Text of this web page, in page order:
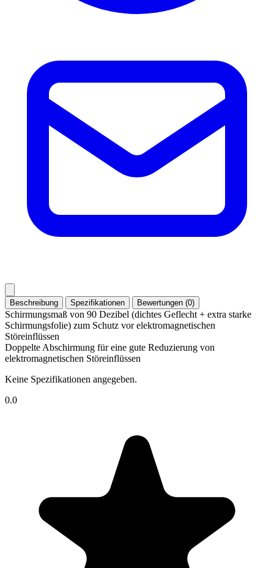
Beschreibung Spezifikationen Bewertungen (0)
Schirmungsmaß von 90 Dezibel (dichtes Geflecht + extra starke
Schirmungsfolie) zum Schutz vor elektromagnetischen
Störeinflüssen
Doppelte Abschirmung für eine gute Reduzierung von
elektromagnetischen Störeinflüssen
Keine Spezifikationen angegeben.
0.0